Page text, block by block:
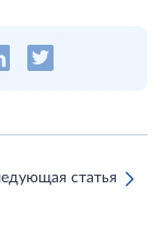
статья